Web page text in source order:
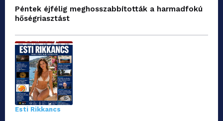
Péntek éjfélig meghosszabbították a harmadfokú
hőségriasztást
Esti Rikkancs